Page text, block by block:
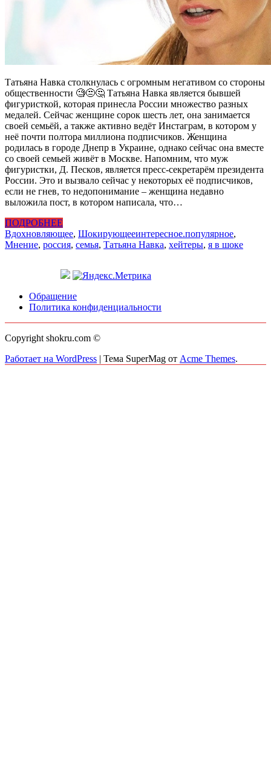
Татьяна Навка столкнулась с огромным негативом со стороны
общественности 🧐😒🤔 Татьяна Навка является бывшей
фигуристкой, которая принесла России множество разных
медалей. Сейчас женщине сорок шесть лет, она занимается
своей семьёй, а также активно ведёт Инстаграм, в котором у
неё почти полтора миллиона подписчиков. Женщина
родилась в городе Днепр в Украине, однако сейчас она вместе
со своей семьей живёт в Москве. Напомним, что муж
фигуристки, Д. Песков, является пресс-секретарём президента
России. Это и вызвало сейчас у некоторых её подписчиков,
если не гнев, то недопонимание – женщина недавно
выложила пост, в котором написала, что…
ПОДРОБНЕЕ
Вдохновляющее, Шокирующееинтересное.популярное,
Мнение, россия, семья, Татьяна Навка, хейтеры, я в шоке
Обращение
Политика конфиденциальности
Copyright shokru.com ©
Работает на WordPress | Тема SuperMag от Acme Themes.